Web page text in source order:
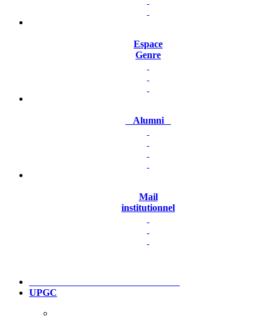
Espace
Genre
Alumni
Mail
institutionnel
UPGC